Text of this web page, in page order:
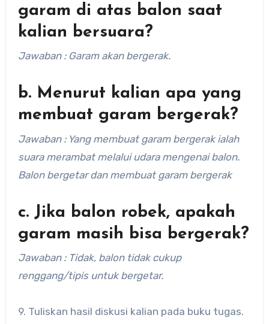
garam di atas balon saat
kalian bersuara?
Jawaban : Garam akan bergerak.
b. Menurut kalian apa yang
membuat garam bergerak?
Jawaban : Yang membuat garam bergerak ialah
suara merambat melalui udara mengenai balon.
Balon bergetar dan membuat garam bergerak
c. Jika balon robek, apakah
garam masih bisa bergerak?
Jawaban : Tidak, balon tidak cukup
renggang/tipis untuk bergetar.
9. Tuliskan hasil diskusi kalian pada buku tugas.